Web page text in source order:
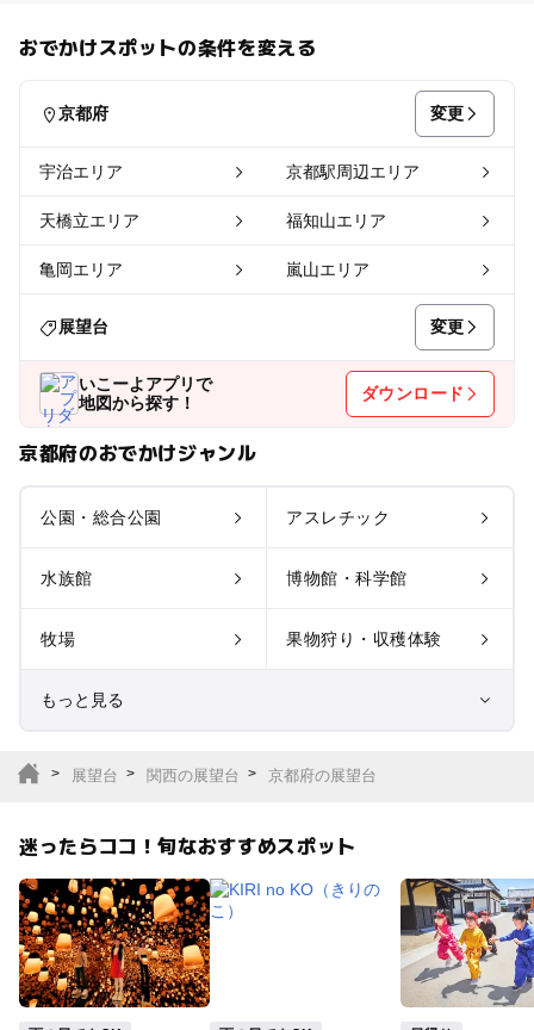
おでかけスポットの条件を変える
京都府 変更
宇治エリア 京都駅周辺エリア
天橋立エリア 福知山エリア
亀岡エリア 嵐山エリア
展望台 変更
いこーよアプリで
地図から探す！
ダウンロード
京都府のおでかけジャンル
公園・総合公園 アスレチック
水族館 博物館・科学館
牧場 果物狩り・収穫体験
もっと見る
サファリパーク
植物園・フラワーパー
キャンプ場
釣り
展望台 関西の展望台 京都府の展望台
迷ったらココ！旬なおすすめスポット